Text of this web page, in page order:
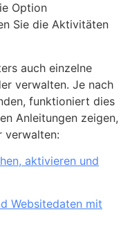
Option
Sie die Aktivitäten
auch einzelne
verwalten. Je nach
funktioniert dies
Anleitungen zeigen,
verwalten:
aktivieren und
Websitedaten mit